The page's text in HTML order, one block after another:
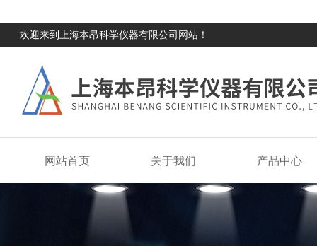
欢迎来到上海本昂科学仪器有限公司网站！
网站首页 关于我们 产品中心